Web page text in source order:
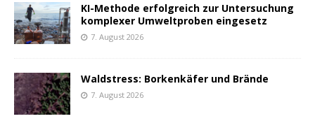
KI-Methode erfolgreich zur Untersuchung
komplexer Umweltproben eingesetz
7. August 2026
Waldstress: Borkenkäfer und Brände
7. August 2026